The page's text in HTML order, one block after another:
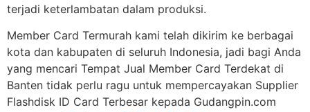
terjadi keterlambatan dalam produksi.
Member Card Termurah kami telah dikirim ke berbagai
kota dan kabupaten di seluruh Indonesia, jadi bagi Anda
yang mencari Tempat Jual Member Card Terdekat di
Banten tidak perlu ragu untuk mempercayakan Supplier
Flashdisk ID Card Terbesar kepada Gudangpin.com